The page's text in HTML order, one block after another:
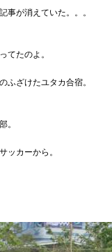
事が消えていた。。。
てたのよ。
ふざけたユタカ合宿。
。
ッカーから。